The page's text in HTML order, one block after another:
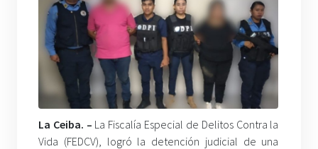
La Ceiba. – La Fiscalía Especial de Delitos Contra la
Vida (FEDCV), logró la detención judicial de una